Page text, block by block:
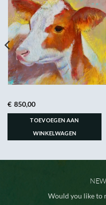
€ 850,00
TOEVOEGEN AAN
WINKELWAGEN
Would you like to